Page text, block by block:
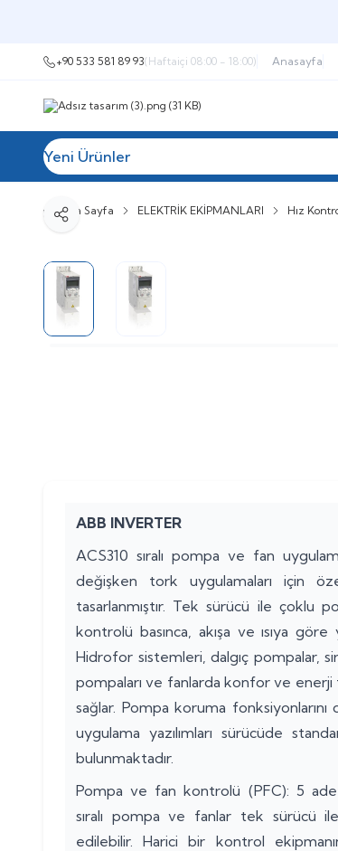
+90 533 581 89 93(Haftaiçi 08:00 - 18:00) Anasayfa
Yeni Ürünler
Ana Sayfa ELEKTRİK EKİPMANLARI Hız
Paylaş
ABB INVERTER
ACS310 sıralı pompa ve fan
değişken tork uygulamaları için
tasarlanmıştır. Tek sürücü ile çoklu
kontrolü basınca, akışa ve ısıya göre
Hidrofor sistemleri, dalgıç pompalar,
pompaları ve fanlarda konfor ve enerji
sağlar. Pompa koruma fonksiyonlarını
uygulama yazılımları sürücüde
bulunmaktadır.
Pompa ve fan kontrolü (PFC): 5
sıralı pompa ve fanlar tek sürücü
edilebilir. Harici bir kontrol